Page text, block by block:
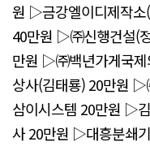
원 ▷금강엘이디제작
40만원 ▷㈜신행건설(
만원 ▷㈜백년가게국
상사(김태룡) 20만원
삼이시스템 20만원 ▷
사 20만원 ▷대흥분쇄